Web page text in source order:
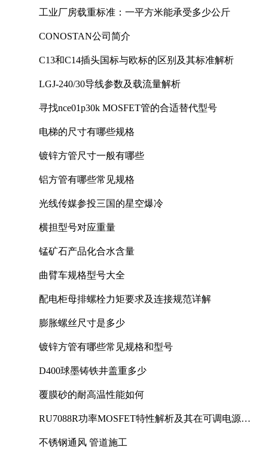
工业厂房载重标准：一平方米能承受多少公斤
CONOSTAN公司简介
C13和C14插头国标与欧标的区别及其标准解析
LGJ-240/30导线参数及载流量解析
寻找nce01p30k MOSFET管的合适替代型号
电梯的尺寸有哪些规格
镀锌方管尺寸一般有哪些
铝方管有哪些常见规格
光线传媒参投三国的星空爆冷
横担型号对应重量
锰矿石产品化合水含量
曲臂车规格型号大全
配电柜母排螺栓力矩要求及连接规范详解
膨胀螺丝尺寸是多少
镀锌方管有哪些常见规格和型号
D400球墨铸铁井盖重多少
覆膜砂的耐高温性能如何
RU7088R功率MOSFET特性解析及其在可调电源设
不锈钢通风 管道施工